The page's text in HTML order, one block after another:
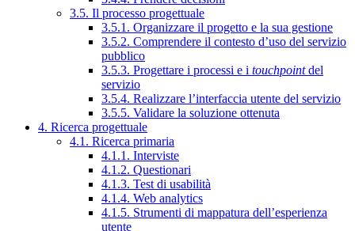
3.5. Il processo progettuale
3.5.1. Organizzare il progetto e la sua gestione
3.5.2. Comprendere il contesto d’uso del servizio
pubblico
3.5.3. Progettare i processi e i touchpointdel
servizio
3.5.4. Realizzare l’interfaccia utente del servizio
3.5.5. Validare la soluzione ottenuta
4. Ricerca progettuale
4.1. Ricerca primaria
4.1.1. Interviste
4.1.2. Questionari
4.1.3. Test di usabilità
4.1.4. Web analytics
4.1.5. Strumenti di mappatura dell’esperienza
utente